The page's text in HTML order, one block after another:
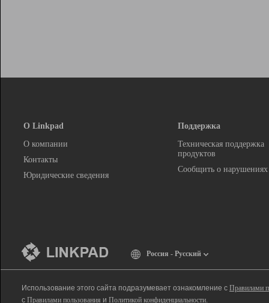
О Linkpad
О компании
Контакты
Юридические сведения
Поддержка
Техническая поддержка
продуктов
Сообщить о нарушениях
Россия - Русский
Использование этого сайта подразумевает ознакомление с Правилами
с Правилами пользования и Политикой конфиденциальности.